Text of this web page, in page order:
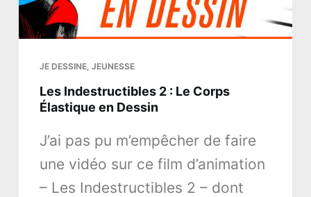
JE DESSINE, JEUNESSE
Les Indestructibles 2 : Le Corps
Élastique en Dessin
J’ai pas pu m’empêcher de faire
une vidéo sur ce film d’animation
– Les Indestructibles 2 – dont